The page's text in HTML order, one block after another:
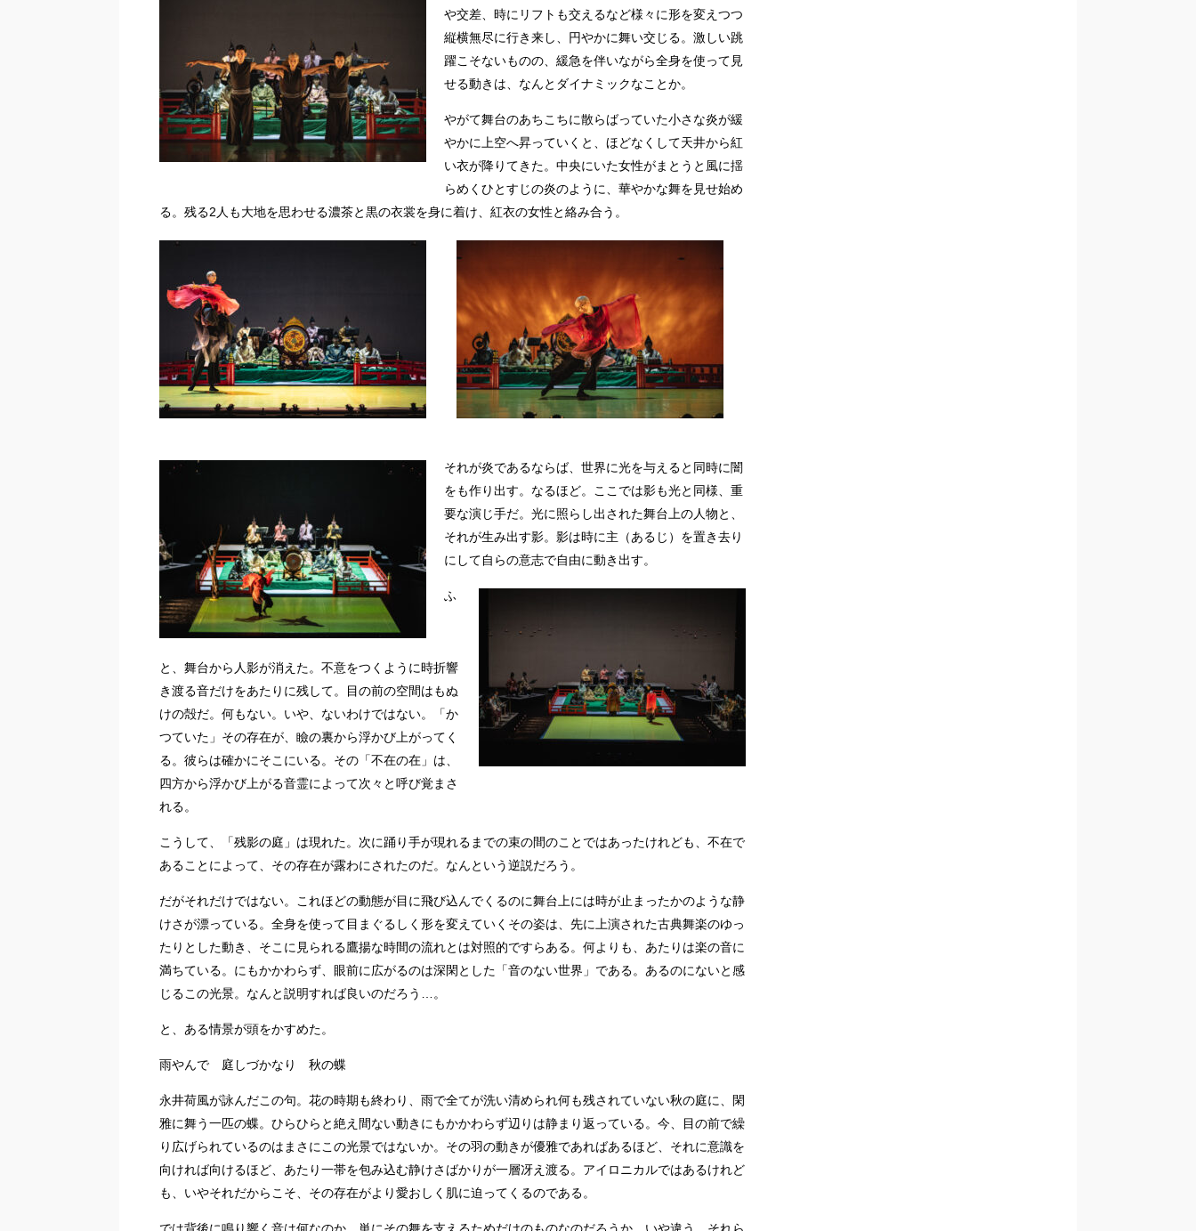
や交差、時にリフトも交えるなど様々に形を変えつつ
縦横無尽に行き来し、円やかに舞い交じる。激しい跳
躍こそないものの、緩急を伴いながら全身を使って見
せる動きは、なんとダイナミックなことか。
やがて舞台のあちこちに散らばっていた小さな炎が緩
やかに上空へ昇っていくと、ほどなくして天井から紅
い衣が降りてきた。中央にいた女性がまとうと風に揺
らめくひとすじの炎のように、華やかな舞を見せ始め
る。残る2人も大地を思わせる濃茶と黒の衣裳を身に着け、紅衣の女性と絡み合う。
それが炎であるならば、世界に光を与えると同時に闇
をも作り出す。なるほど。ここでは影も光と同様、重
要な演じ手だ。光に照らし出された舞台上の人物と、
それが生み出す影。影は時に主（あるじ）を置き去り
にして自らの意志で自由に動き出す。
ふ
と、舞台から人影が消えた。不意をつくように時折響
き渡る音だけをあたりに残して。目の前の空間はもぬ
けの殻だ。何もない。いや、ないわけではない。「か
つていた」その存在が、瞼の裏から浮かび上がってく
る。彼らは確かにそこにいる。その「不在の在」は、
四方から浮かび上がる音霊によって次々と呼び覚まさ
れる。
こうして、「残影の庭」は現れた。次に踊り手が現れるまでの束の間のことではあったけれども、不在で
あることによって、その存在が露わにされたのだ。なんという逆説だろう。
だがそれだけではない。これほどの動態が目に飛び込んでくるのに舞台上には時が止まったかのような静
けさが漂っている。全身を使って目まぐるしく形を変えていくその姿は、先に上演された古典舞楽のゆっ
たりとした動き、そこに見られる鷹揚な時間の流れとは対照的ですらある。何よりも、あたりは楽の音に
満ちている。にもかかわらず、眼前に広がるのは深閑とした「音のない世界」である。あるのにないと感
じるこの光景。なんと説明すれば良いのだろう…。
と、ある情景が頭をかすめた。
雨やんで 庭しづかなり 秋の蝶
永井荷風が詠んだこの句。花の時期も終わり、雨で全てが洗い清められ何も残されていない秋の庭に、閑
雅に舞う一匹の蝶。ひらひらと絶え間ない動きにもかかわらず辺りは静まり返っている。今、目の前で繰
り広げられているのはまさにこの光景ではないか。その羽の動きが優雅であればあるほど、それに意識を
向ければ向けるほど、あたり一帯を包み込む静けさばかりが一層冴え渡る。アイロニカルではあるけれど
も、いやそれだからこそ、その存在がより愛おしく肌に迫ってくるのである。